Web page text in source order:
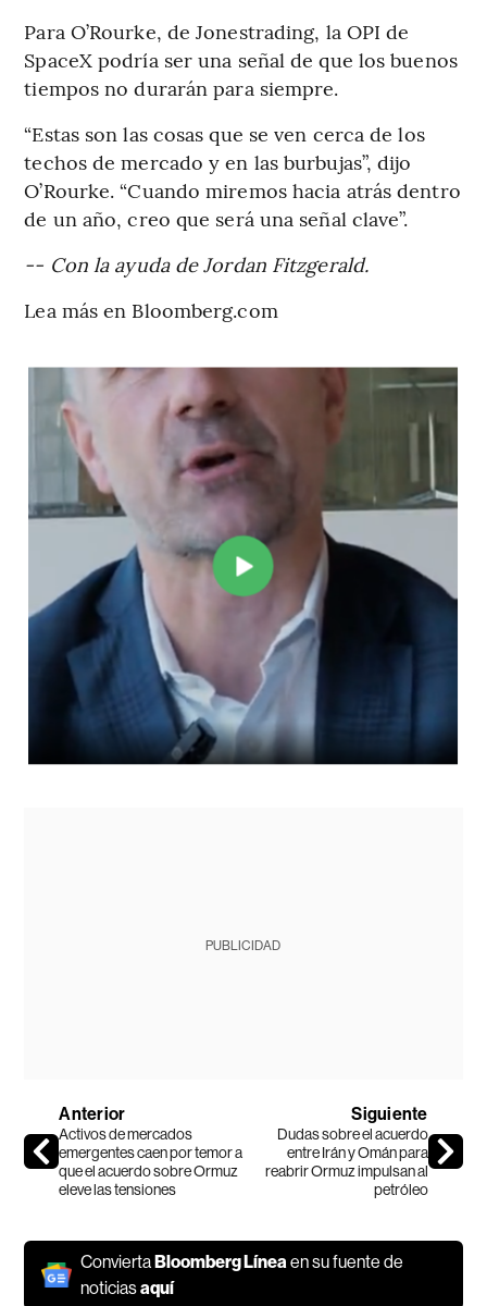
Para O’Rourke, de Jonestrading, la OPI de
SpaceX podría ser una señal de que los buenos
tiempos no durarán para siempre.
“Estas son las cosas que se ven cerca de los
techos de mercado y en las burbujas”, dijo
O’Rourke. “Cuando miremos hacia atrás dentro
de un año, creo que será una señal clave”.
-- Con la ayuda de Jordan Fitzgerald.
Lea más en Bloomberg.com
PUBLICIDAD
Anterior
Activos de mercados
emergentes caen por temor a
que el acuerdo sobre Ormuz
eleve las tensiones
Siguiente
Dudas sobre el acuerdo
entre Irán y Omán para
reabrir Ormuz impulsan al
petróleo
ConviertaBloomberg Líneaen su fuente de
noticiasaquí